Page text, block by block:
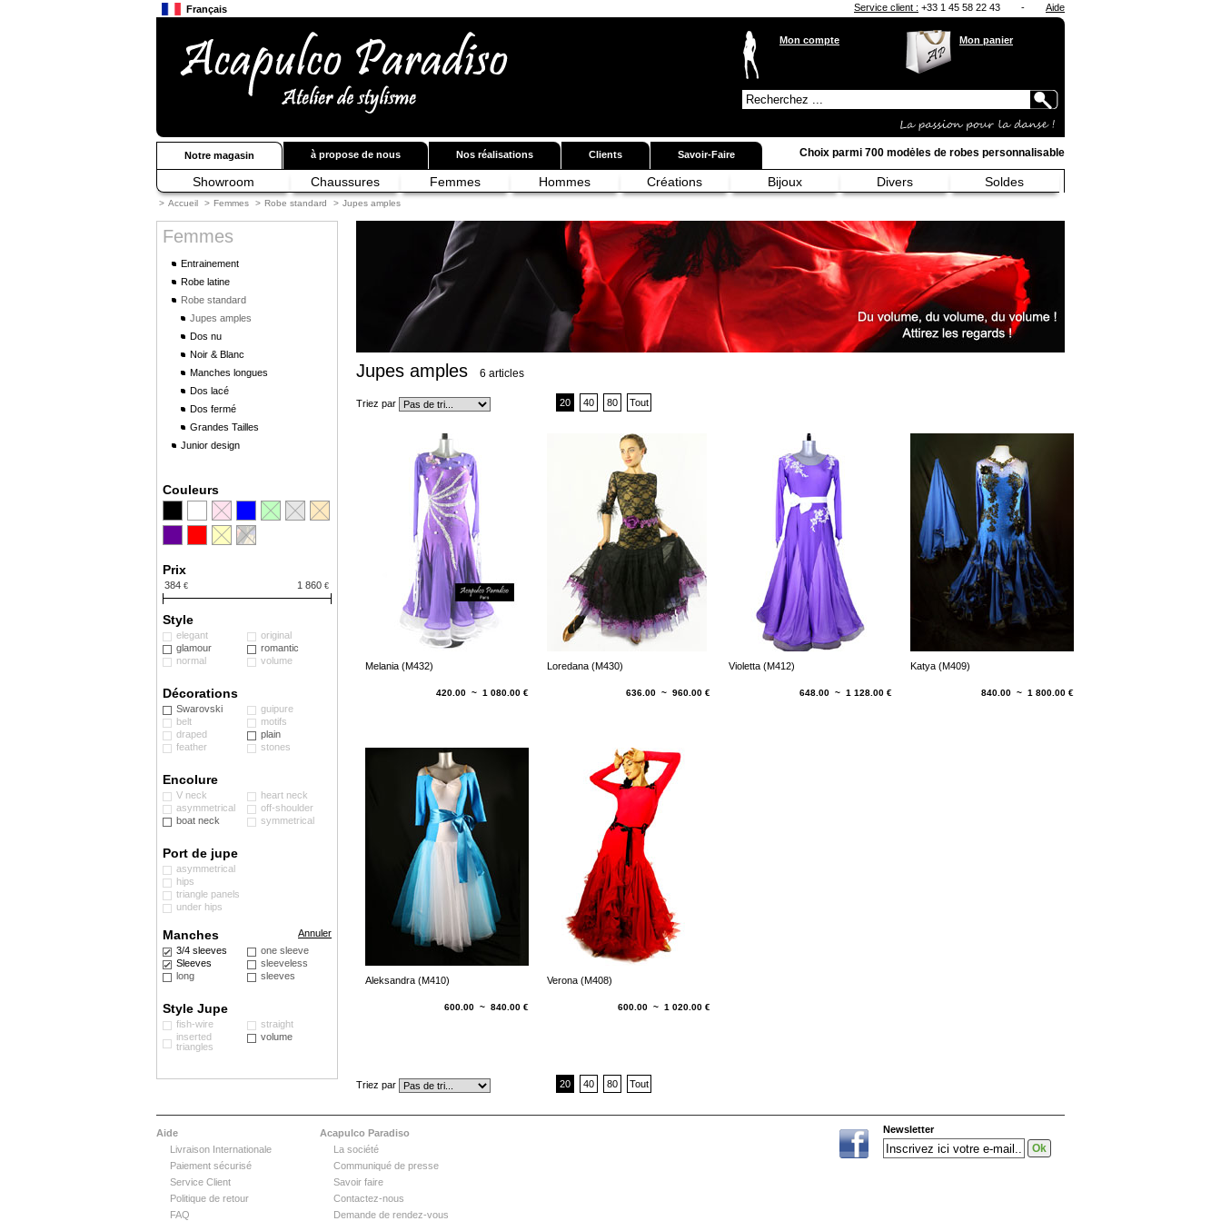
Français
Japonais
Service client : +33 1 45 58 22 43 - Aide
Mon compte Mon panier
Notre magasin
Showroom Chaussures Femmes Hommes Créations Bijoux Divers Soldes
à propose de nous Nos réalisations Clients Savoir-Faire Choix parmi 700 modėles de robes personnalisable
> Accueil > Femmes > Robe standard > Jupes amples
Femmes
Entrainement
Robe latine
Robe standard
Jupes amples
Dos nu
Noir & Blanc
Manches longues
Dos lacé
Dos fermé
Grandes Tailles
Junior design
Couleurs
Prix
384 € 1 860 €
Style
elegant
glamour
normal
original
romantic
volume
Décorations
Swarovski
belt
draped
feather
guipure
motifs
plain
stones
Encolure
V neck
asymmetrical
boat neck
heart neck
off-shoulder
symmetrical
Port de jupe
asymmetrical
hips
triangle panels
under hips
Annuler
Manches
3/4 sleeves
Sleeves
long
one sleeve
sleeveless
sleeves
Style Jupe
fish-wire
inserted
triangles
straight
volume
Jupes amples 6 articles
Triez par 20 40 80 Tout
Melania (M432)
420.00 ~ 1 080.00 €
Loredana (M430)
636.00 ~ 960.00 €
Violetta (M412)
648.00 ~ 1 128.00 €
Katya (M409)
840.00 ~ 1 800.00 €
Aleksandra (M410)
600.00 ~ 840.00 €
Verona (M408)
600.00 ~ 1 020.00 €
Triez par 20 40 80 Tout
Aide
Livraison Internationale
Paiement sécurisé
Service Client
Politique de retour
FAQ
Acapulco Paradiso
La société
Communiqué de presse
Savoir faire
Contactez-nous
Demande de rendez-vous
Newsletter